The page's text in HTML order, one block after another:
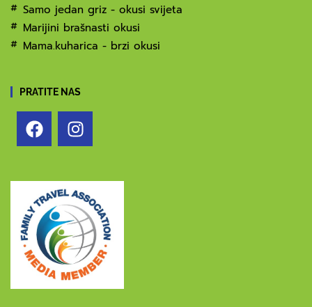
Samo jedan griz - okusi svijeta
Marijini brašnasti okusi
Mama.kuharica - brzi okusi
PRATITE NAS